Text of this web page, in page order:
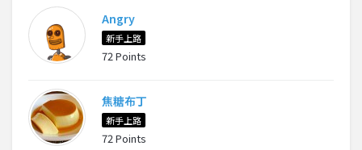
Angry
新手上路
72 Points
焦糖布丁
新手上路
72 Points